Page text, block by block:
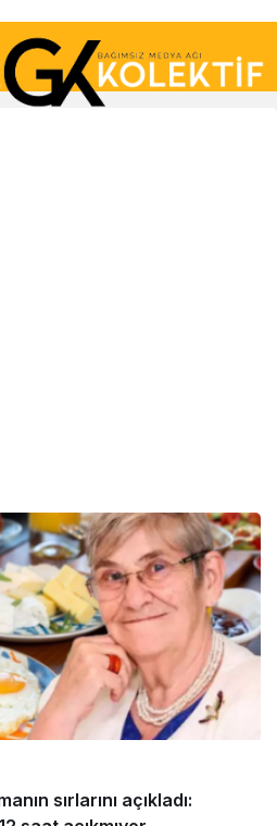
sırlarını açıkladı: